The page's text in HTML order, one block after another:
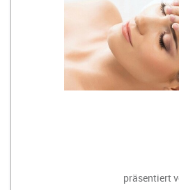
präsentiert